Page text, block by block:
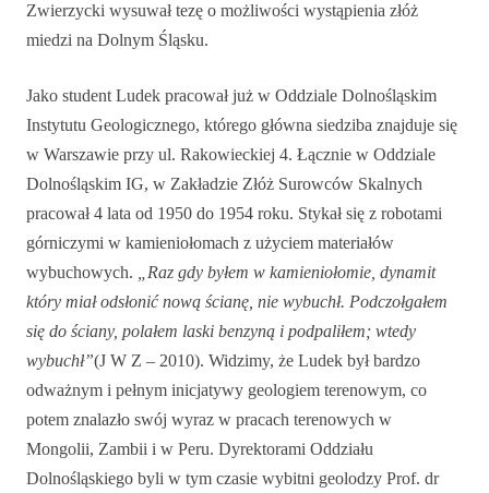
Zwierzycki wysuwał tezę o możliwości wystąpienia złóż
miedzi na Dolnym Śląsku.
Jako student Ludek pracował już w Oddziale Dolnośląskim
Instytutu Geologicznego, którego główna siedziba znajduje się
w Warszawie przy ul. Rakowieckiej 4. Łącznie w Oddziale
Dolnośląskim IG, w Zakładzie Złóż Surowców Skalnych
pracował 4 lata od 1950 do 1954 roku. Stykał się z robotami
górniczymi w kamieniołomach z użyciem materiałów
wybuchowych.
„Raz gdy byłem w kamieniołomie, dynamit
który miał odsłonić nową ścianę, nie wybuchł. Podczołgałem
się do ściany, polałem laski benzyną i podpaliłem; wtedy
wybuchł”(J W Z – 2010). Widzimy, że Ludek był bardzo
odważnym i pełnym inicjatywy geologiem terenowym, co
potem znalazło swój wyraz w pracach terenowych w
Mongolii, Zambii i w Peru. Dyrektorami Oddziału
Dolnośląskiego byli w tym czasie wybitni geolodzy Prof. dr